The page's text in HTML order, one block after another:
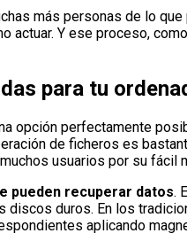
más personas de lo
actuar. Y ese proceso,
para tu
opción perfectamente
de ficheros es
usuarios por su fácil
pueden recuperar datos.
duros. En los
aplicando